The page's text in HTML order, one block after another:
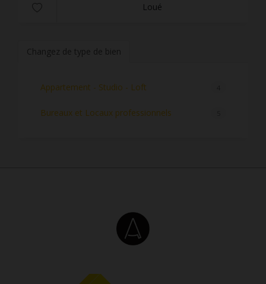
Loué
Changez de type de bien
Appartement - Studio - Loft
Bureaux et Locaux professionnels